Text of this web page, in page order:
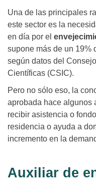
Una de las principales
este sector es la
en día por el
supone más de un 19%
según datos del
Científicas (CSIC).
Pero no sólo eso, la
aprobada hace algunos
recibir asistencia o
residencia o ayuda a
incremento en la
Auxiliar de